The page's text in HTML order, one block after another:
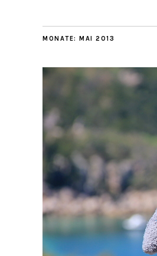
MONATE: MAI 2013